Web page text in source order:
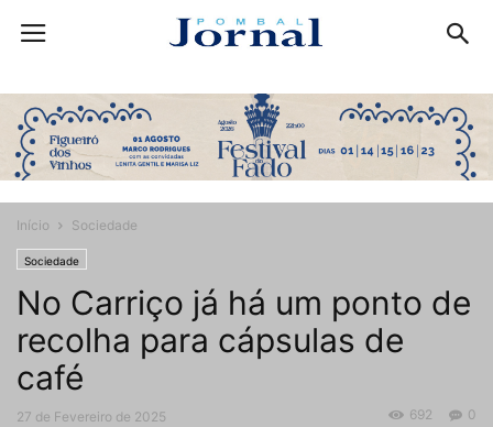
Início Sociedade
Sociedade
No Carriço já há um ponto de
recolha para cápsulas de
café
27 de Fevereiro de 2025 0
692